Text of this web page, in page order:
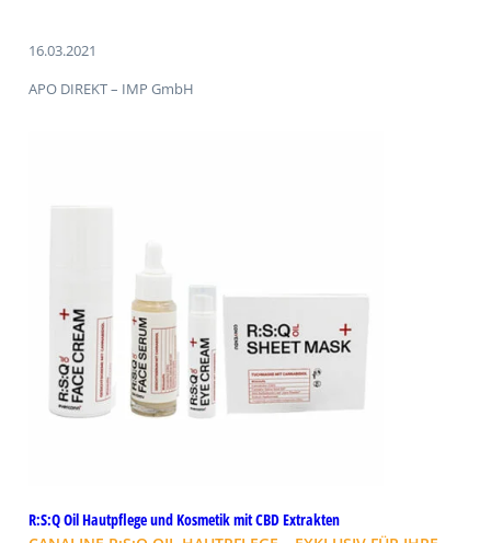
16.03.2021
APO DIREKT – IMP GmbH
R:S:Q Oil Hautpflege und Kosmetik mit CBD Extrakten